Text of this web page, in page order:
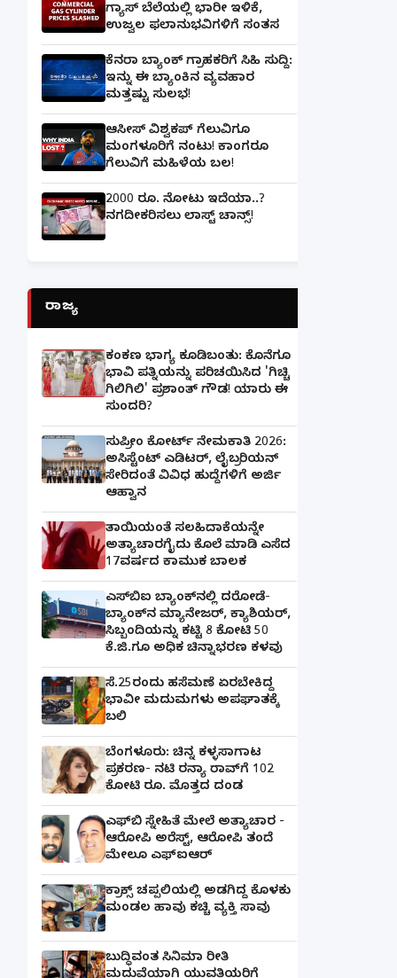
ಗ್ಯಾಸ್‌ ಬೆಲೆಯಲ್ಲಿ ಭಾರೀ ಇಳಿಕೆ,
ಉಜ್ವಲ ಫಲಾನುಭವಿಗಳಿಗೆ ಸಂತಸ
ಕೆನರಾ ಬ್ಯಾಂಕ್‌ ಗ್ರಾಹಕರಿಗೆ ಸಿಹಿ ಸುದ್ದಿ:
ಇನ್ನು ಈ ಬ್ಯಾಂಕಿನ ವ್ಯವಹಾರ
ಮತ್ತಷ್ಟು ಸುಲಭ!
ಆಸೀಸ್ ವಿಶ್ವಕಪ್ ಗೆಲುವಿಗೂ
ಮಂಗಳೂರಿಗೆ ನಂಟು! ಕಾಂಗರೂ
ಗೆಲುವಿಗೆ ಮಹಿಳೆಯ ಬಲ!
2000 ರೂ. ನೋಟು ಇದೆಯಾ..?
ನಗದೀಕರಿಸಲು ಲಾಸ್ಟ್‌ ಚಾನ್ಸ್‌!
ರಾಜ್ಯ
ಕಂಕಣ ಭಾಗ್ಯ ಕೂಡಿಬಂತು: ಕೊನೆಗೂ
ಭಾವಿ ಪತ್ನಿಯನ್ನು ಪರಿಚಯಿಸಿದ 'ಗಿಚ್ಚಿ
ಗಿಲಿಗಿಲಿ' ಪ್ರಶಾಂತ್ ಗೌಡ! ಯಾರು ಈ
ಸುಂದರಿ?
ಸುಪ್ರೀಂ ಕೋರ್ಟ್ ನೇಮಕಾತಿ 2026:
ಅಸಿಸ್ಟೆಂಟ್ ಎಡಿಟರ್, ಲೈಬ್ರರಿಯನ್
ಸೇರಿದಂತೆ ವಿವಿಧ ಹುದ್ದೆಗಳಿಗೆ ಅರ್ಜಿ
ಆಹ್ವಾನ
ತಾಯಿಯಂತೆ ಸಲಹಿದಾಕೆಯನ್ನೇ
ಅತ್ಯಾಚಾರಗೈದು ಕೊಲೆ ಮಾಡಿ ಎಸೆದ
17ವರ್ಷದ ಕಾಮುಕ ಬಾಲಕ
ಎಸ್‌ಬಿಐ ಬ್ಯಾಂಕ್‌ನಲ್ಲಿ‌ ದರೋಡೆ-
ಬ್ಯಾಂಕ್​ನ ಮ್ಯಾನೇಜರ್‌, ಕ್ಯಾಶಿಯರ್‌,
ಸಿಬ್ಬಂದಿಯನ್ನು ಕಟ್ಟಿ 8 ಕೋಟಿ 50
ಕೆ.ಜಿ.ಗೂ ಅಧಿಕ ಚಿನ್ನಾಭರಣ ಕಳವು
ಸೆ.25ರಂದು ಹಸೆಮಣೆ ಏರಬೇಕಿದ್ದ
ಭಾವೀ ಮದುಮಗಳು ಅಪಘಾತಕ್ಕೆ
ಬಲಿ
ಬೆಂಗಳೂರು: ಚಿನ್ನ ಕಳ್ಳಸಾಗಾಟ
ಪ್ರಕರಣ- ನಟಿ ರನ್ಯಾ ರಾವ್‌ಗೆ 102
ಕೋಟಿ ರೂ. ಮೊತ್ತದ ದಂಡ
ಎಫ್‌ಬಿ ಸ್ನೇಹಿತೆ ಮೇಲೆ ಅತ್ಯಾಚಾರ -
ಆರೋಪಿ ಅರೆಸ್ಟ್, ಆರೋಪಿ ತಂದೆ
ಮೇಲೂ ಎಫ್ಐಆರ್
ಕ್ರಾಕ್ಸ್ ಚಪ್ಪಲಿಯಲ್ಲಿ ಅಡಗಿದ್ದ ಕೊಳಕು
ಮಂಡಲ ಹಾವು ಕಚ್ಚಿ ವ್ಯಕ್ತಿ ಸಾವು
ಬುದ್ಧಿವಂತ ಸಿನಿಮಾ ರೀತಿ